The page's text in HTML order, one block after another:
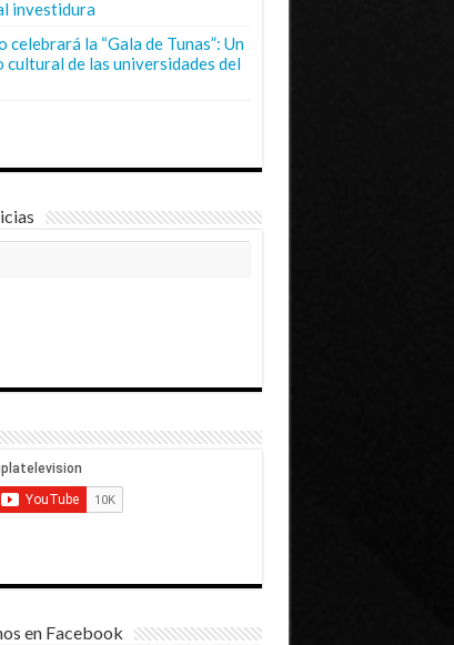
investidura
celebrará la “Gala de Tunas”: Un
cultural de las universidades del
en Facebook